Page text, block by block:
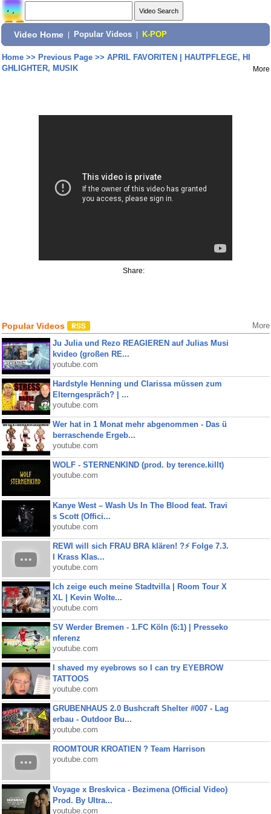
Video Home Popular Videos K-POP
Home>> Previous Page>> APRIL FAVORITEN | HAUTPFLEGE, HI
GHLIGHTER, MUSIK
More
Share:
Popular Videos More
Ju Julia und Rezo REAGIEREN auf Julias Musi
kvideo (großen RE...
youtube.com
Hardstyle Henning und Clarissa müssen zum
Elterngespräch? | ...
youtube.com
Wer hat in 1 Monat mehr abgenommen - Das ü
berraschende Ergeb...
youtube.com
WOLF - STERNENKIND (prod. by terence.killt)
youtube.com
Kanye West – Wash Us In The Blood feat. Travi
s Scott (Offici...
youtube.com
REWI will sich FRAU BRA klären! ?⚡️ Folge 7.3.
I Krass Klas...
youtube.com
Ich zeige euch meine Stadtvilla | Room Tour X
XL | Kevin Wolte...
youtube.com
SV Werder Bremen - 1.FC Köln (6:1) | Presseko
nferenz
youtube.com
I shaved my eyebrows so I can try EYEBROW
TATTOOS
youtube.com
GRUBENHAUS 2.0 Bushcraft Shelter #007 - Lag
erbau - Outdoor Bu...
youtube.com
ROOMTOUR KROATIEN ? Team Harrison
youtube.com
Voyage x Breskvica - Bezimena (Official Video)
Prod. By Ultra...
youtube.com